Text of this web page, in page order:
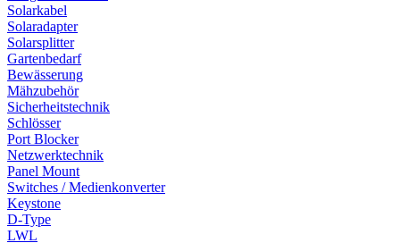
Solarkabel
Solaradapter
Solarsplitter
Gartenbedarf
Bewässerung
Mähzubehör
Sicherheitstechnik
Schlösser
Port Blocker
Netzwerktechnik
Panel Mount
Switches / Medienkonverter
Keystone
D-Type
LWL